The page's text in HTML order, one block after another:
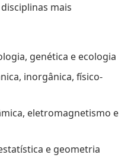
mais
genética e ecologia
inorgânica, físico-
eletromagnetismo e
e geometria